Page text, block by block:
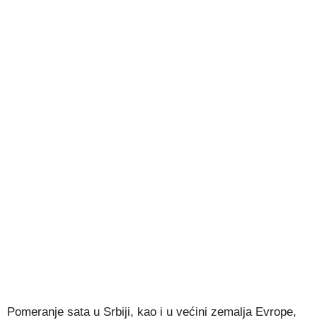
Pomeranje sata u Srbiji, kao i u većini zemalja Evrope,